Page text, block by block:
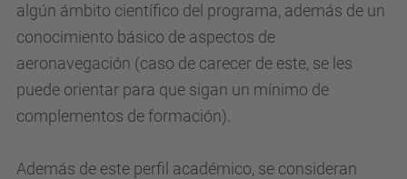
algún ámbito científico del programa, además de un
conocimiento básico de aspectos de
aeronavegación (caso de carecer de este, se les
puede orientar para que sigan un mínimo de
complementos de formación).
Además de este perfil académico, se consideran